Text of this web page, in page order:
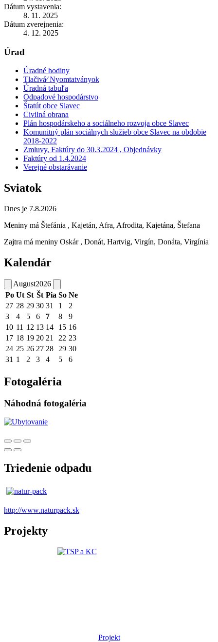
Dátum vystavenia:
8. 11. 2025
Dátum zverejnenia:
4. 12. 2025
Úrad
Úradné hodiny
Tlačivá⁄ Nyomtatványok
Úradná tabuľa
Odpadové hospodárstvo
Štatút obce Slavec
Civilná obrana
Plán hospodárskeho a sociálneho rozvoja obce Slavec
Komunitný plán sociálnych služieb obce Slavec na obdobie
2018-2022
Zmluvy, Faktúry do 30.3.2024 , Objednávky
Faktúry od 1.4.2024
Verejné obstarávanie
Sviatok
Dnes je 7.8.2026
Meniny má Štefánia , Kajetán, Afra, Afrodita, Kajetána, Štefana
Zajtra má meniny Oskár , Donát, Hartvig, Virgín, Donáta, Virgínia
Kalendár
August2026
Po Ut St Št Pia So Ne
27 28 29 30 31 1
2
3
4 5 6 7 8
9
10 11 12 13 14 15 16
17 18 19 20 21 22 23
24 25 26 27 28 29 30
31 1 2 3 4 5 6
Fotogaléria
Náhodná fotogaléria
Triedenie odpadu
http://www.naturpack.sk
Projekty
Projekt